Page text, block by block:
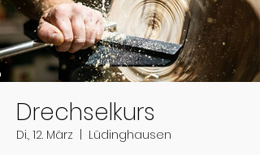
Drechselkurs
Di., 12. März
Lüdinghausen